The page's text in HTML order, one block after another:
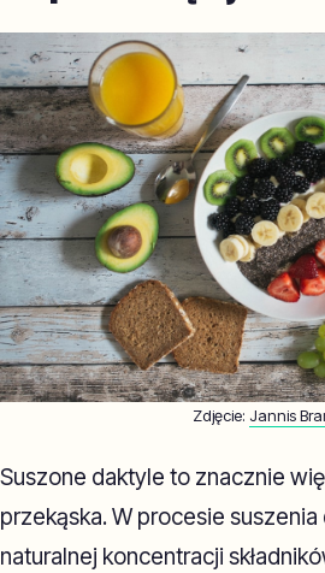
Zdjęcie: Jannis
Suszone daktyle to znacznie
przekąska. W procesie
naturalnej koncentracji